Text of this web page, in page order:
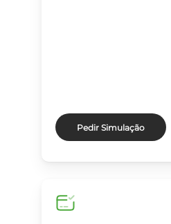
Pedir Simulação